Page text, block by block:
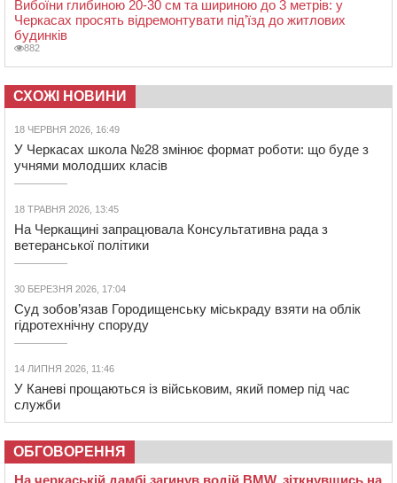
Вибоїни глибиною 20-30 см та шириною до 3 метрів: у
Черкасах просять відремонтувати під’їзд до житлових
будинків
882
СХОЖІ НОВИНИ
18 ЧЕРВНЯ 2026, 16:49
У Черкасах школа №28 змінює формат роботи: що буде з
учнями молодших класів
18 ТРАВНЯ 2026, 13:45
На Черкащині запрацювала Консультативна рада з
ветеранської політики
30 БЕРЕЗНЯ 2026, 17:04
Суд зобов’язав Городищенську міськраду взяти на облік
гідротехнічну споруду
14 ЛИПНЯ 2026, 11:46
У Каневі прощаються із військовим, який помер під час
служби
ОБГОВОРЕННЯ